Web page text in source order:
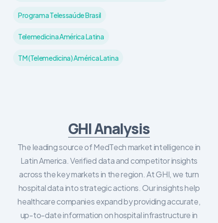
Programa Telessaúde Brasil
Telemedicina América Latina
TM (telemedicina) América Latina
GHI Analysis
The leading source of MedTech market intelligence in
Latin America. Verified data and competitor insights
across the key markets in the region. At GHI, we turn
hospital data into strategic actions. Our insights help
healthcare companies expand by providing accurate,
up-to-date information on hospital infrastructure in